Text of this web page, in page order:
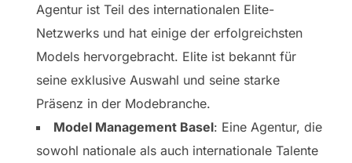
Agentur ist Teil des internationalen Elite-
Netzwerks und hat einige der erfolgreichsten
Models hervorgebracht. Elite ist bekannt für
seine exklusive Auswahl und seine starke
Präsenz in der Modebranche.
Model Management Basel: Eine Agentur, die
sowohl nationale als auch internationale Talente